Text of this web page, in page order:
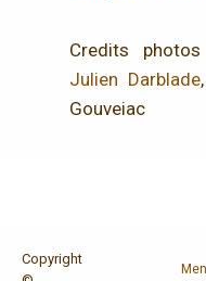
Credits
Julien Darblade,
Gouveiac
Copyright